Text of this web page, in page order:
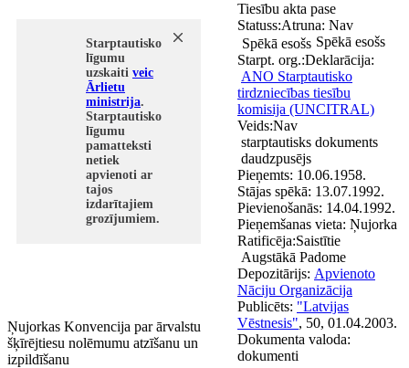
Starptautisko
līgumu
uzskaiti veic
Ārlietu
ministrija.
Starptautisko
līgumu
pamatteksti
netiek
apvienoti ar
tajos
izdarītajiem
grozījumiem.
Ņujorkas Konvencija par ārvalstu
šķīrējtiesu nolēmumu atzīšanu un
izpildīšanu
Tiesību akta pase
Statuss:
Spēkā esošs Spēkā esošs
Starpt. org.:
ANO Starptautisko
tirdzniecības tiesību
komisija (UNCITRAL)
Veids:
starptautisks dokuments
daudzpusējs
Pieņemts: 10.06.1958.
Stājas spēkā: 13.07.1992.
Pievienošanās: 14.04.1992.
Pieņemšanas vieta: Ņujorka
Ratificēja:
Augstākā Padome
Atruna: Nav
Deklarācija:
Nav
Depozitārijs: Apvienoto
Nāciju Organizācija
Publicēts: "Latvijas
Vēstnesis", 50, 01.04.2003.
Dokumenta valoda:
Saistītie
dokumenti